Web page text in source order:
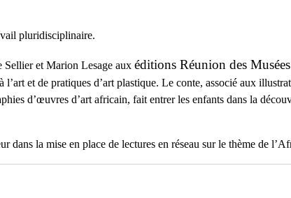
pluridisciplinaire.
et Marion Lesage aux éditions Réunion des
et de pratiques d’art plastique. Le conte, associé aux
d’œuvres d’art africain, fait entrer les enfants dans la
dans la mise en place de lectures en réseau sur le thème de